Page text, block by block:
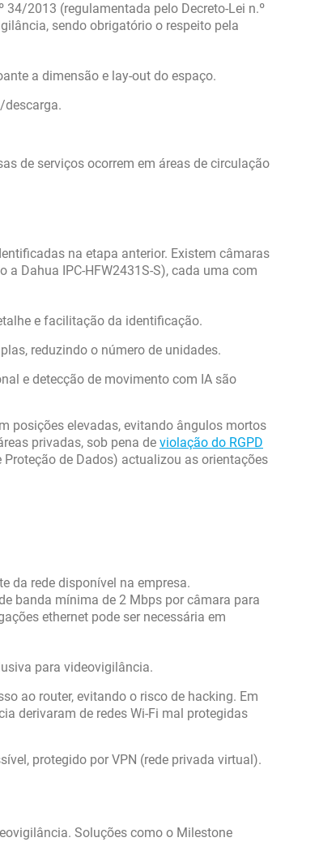
2013 (regulamentada pelo Decreto-Lei n.º
sendo obrigatório o respeito pela
a dimensão e lay-out do espaço.
descarga.
de serviços ocorrem em áreas de circulação
na etapa anterior. Existem câmaras
a Dahua IPC-HFW2431S-S), cada uma com
e facilitação da identificação.
reduzindo o número de unidades.
e detecção de movimento com IA são
posições elevadas, evitando ângulos mortos
privadas, sob pena de violação do RGPD
de Dados) actualizou as orientações
da rede disponível na empresa.
banda mínima de 2 Mbps por câmara para
ethernet pode ser necessária em
para videovigilância.
ao router, evitando o risco de hacking. Em
derivaram de redes Wi-Fi mal protegidas
protegido por VPN (rede privada virtual).
Soluções como o Milestone